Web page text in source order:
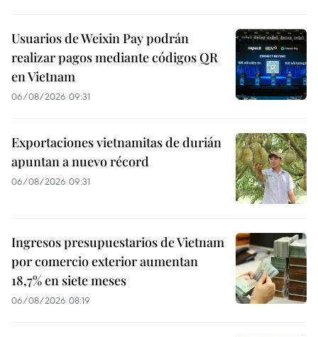
Usuarios de Weixin Pay podrán
realizar pagos mediante códigos QR
en Vietnam
06/08/2026 09:31
Exportaciones vietnamitas de durián
apuntan a nuevo récord
06/08/2026 09:31
Ingresos presupuestarios de Vietnam
por comercio exterior aumentan
18,7% en siete meses
06/08/2026 08:19